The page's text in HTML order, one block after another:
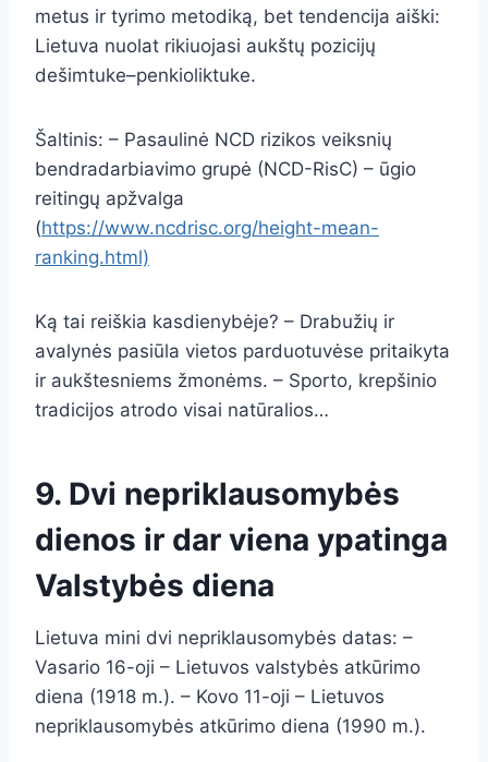
metus ir tyrimo metodiką, bet tendencija aiški:
Lietuva nuolat rikiuojasi aukštų pozicijų
dešimtuke–penkioliktuke.
Šaltinis: – Pasaulinė NCD rizikos veiksnių
bendradarbiavimo grupė (NCD-RisC) – ūgio
reitingų apžvalga
(https://www.ncdrisc.org/height-mean-
ranking.html)
Ką tai reiškia kasdienybėje? – Drabužių ir
avalynės pasiūla vietos parduotuvėse pritaikyta
ir aukštesniems žmonėms. – Sporto, krepšinio
tradicijos atrodo visai natūralios…
9. Dvi nepriklausomybės
dienos ir dar viena ypatinga
Valstybės diena
Lietuva mini dvi nepriklausomybės datas: –
Vasario 16-oji – Lietuvos valstybės atkūrimo
diena (1918 m.). – Kovo 11-oji – Lietuvos
nepriklausomybės atkūrimo diena (1990 m.).